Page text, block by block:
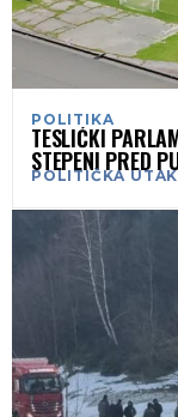
POLITIKA
TESLIĆKI
STEPENI PRED
POLITIČKA